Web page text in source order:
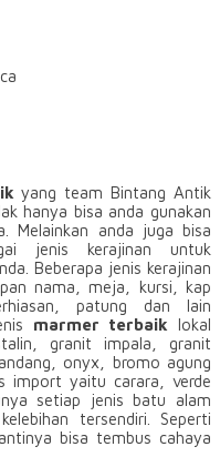
yang team Bintang Antik
hanya bisa anda gunakan
Melainkan anda juga bisa
jenis kerajinan untuk
Beberapa jenis kerajinan
nama, meja, kursi, kap
patung dan lain
marmer terbaik lokal
granit impala, granit
onyx, bromo agung
import yaitu carara, verde
setiap jenis batu alam
tersendiri. Seperti
bisa tembus cahaya